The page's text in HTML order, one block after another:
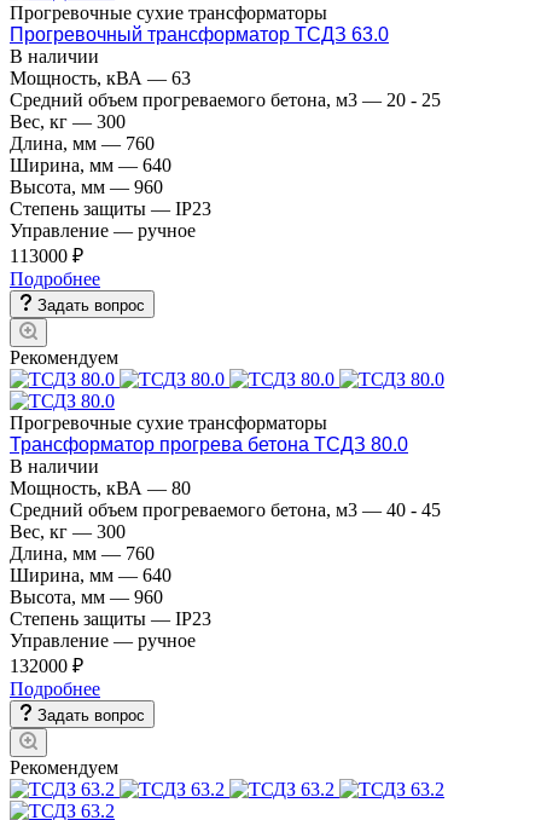
Прогревочные сухие трансформаторы
Прогревочный трансформатор ТСДЗ 63.0
В наличии
Мощность, кВА — 63
Средний объем прогреваемого бетона, м3 — 20 - 25
Вес, кг — 300
Длина, мм — 760
Ширина, мм — 640
Высота, мм — 960
Степень защиты — IP23
Управление — ручное
113000 ₽
Подробнее
Задать вопрос
Рекомендуем
Прогревочные сухие трансформаторы
Трансформатор прогрева бетона ТСДЗ 80.0
В наличии
Мощность, кВА — 80
Средний объем прогреваемого бетона, м3 — 40 - 45
Вес, кг — 300
Длина, мм — 760
Ширина, мм — 640
Высота, мм — 960
Степень защиты — IP23
Управление — ручное
132000 ₽
Подробнее
Задать вопрос
Рекомендуем